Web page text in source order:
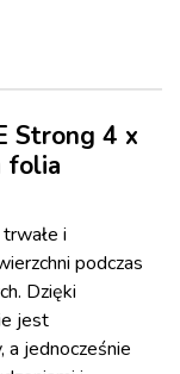
Strong 4 x
folia
i
podczas
Dzięki
jest
a jednocześnie